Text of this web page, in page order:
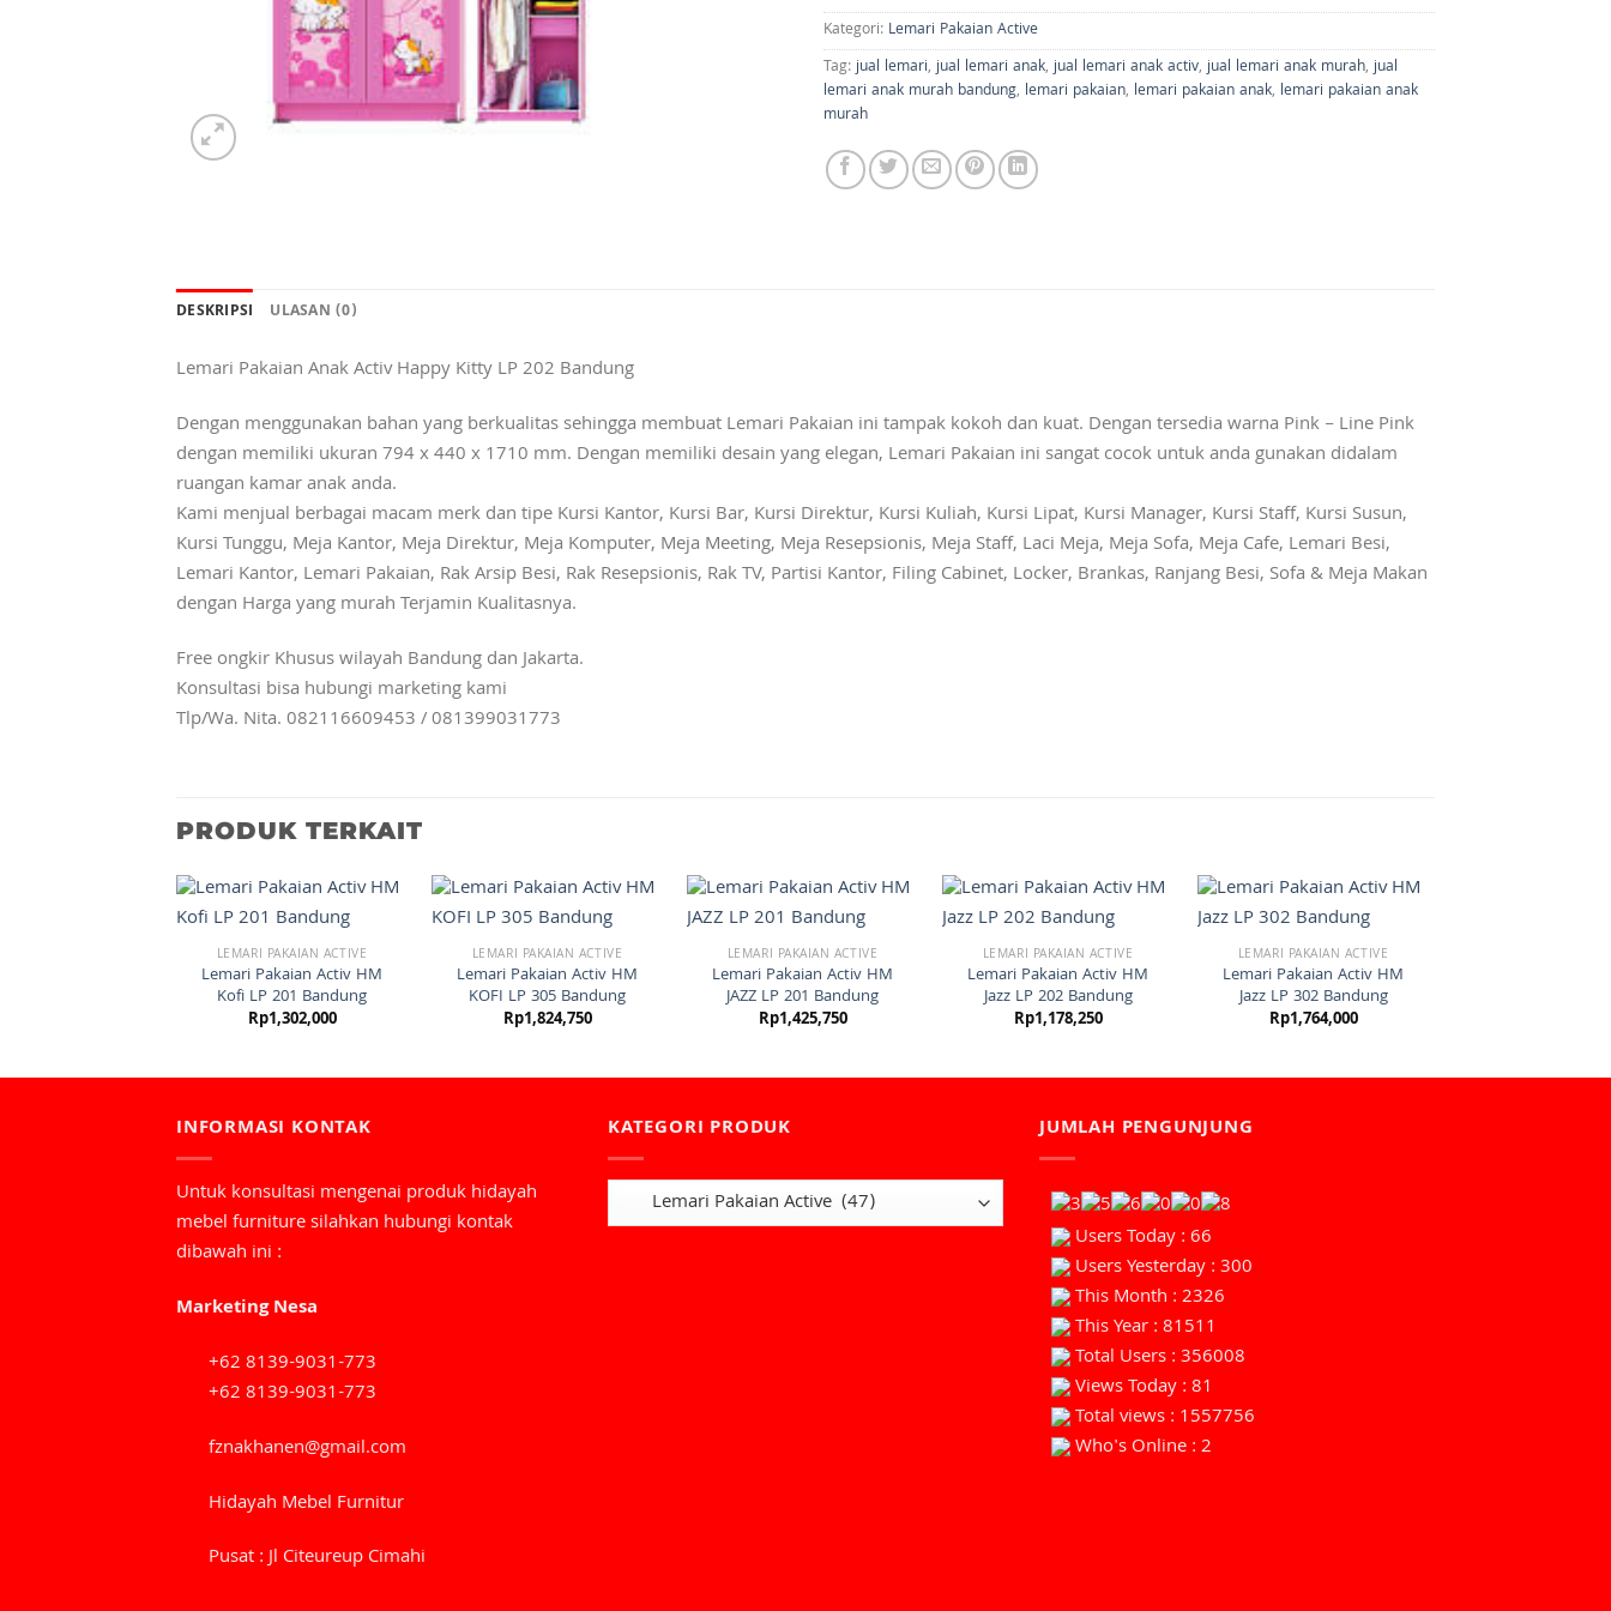
Kategori: Lemari Pakaian Active
Tag:jual lemari,jual lemari anak,jual lemari anak activ,jual lemari anak murah,jual
lemari anak murah bandung, lemari pakaian, lemari pakaian anak, lemari pakaian anak
murah
DESKRIPSI ULASAN (0)
Lemari Pakaian Anak Activ Happy Kitty LP 202 Bandung
Dengan menggunakan bahan yang berkualitas sehingga membuat Lemari Pakaian ini tampak kokoh dan kuat. Dengan tersedia warna Pink – Line Pink
dengan memiliki ukuran 794 x 440 x 1710 mm. Dengan memiliki desain yang elegan, Lemari Pakaian ini sangat cocok untuk anda gunakan didalam
ruangan kamar anak anda.
Kami menjual berbagai macam merk dan tipe Kursi Kantor, Kursi Bar, Kursi Direktur, Kursi Kuliah, Kursi Lipat, Kursi Manager, Kursi Staff, Kursi Susun,
Kursi Tunggu, Meja Kantor, Meja Direktur, Meja Komputer, Meja Meeting, Meja Resepsionis, Meja Staff, Laci Meja, Meja Sofa, Meja Cafe, Lemari Besi,
Lemari Kantor, Lemari Pakaian, Rak Arsip Besi, Rak Resepsionis, Rak TV, Partisi Kantor, Filing Cabinet, Locker, Brankas, Ranjang Besi, Sofa & Meja Makan
dengan Harga yang murah Terjamin Kualitasnya.
Free ongkir Khusus wilayah Bandung dan Jakarta.
Konsultasi bisa hubungi marketing kami
Tlp/Wa. Nita. 082116609453 / 081399031773
PRODUK TERKAIT
LEMARI PAKAIAN ACTIVE
Lemari Pakaian Activ HM
Kofi LP 201 Bandung
Rp1,302,000
LEMARI PAKAIAN ACTIVE
Lemari Pakaian Activ HM
KOFI LP 305 Bandung
Rp1,824,750
LEMARI PAKAIAN ACTIVE
Lemari Pakaian Activ HM
JAZZ LP 201 Bandung
Rp1,425,750
LEMARI PAKAIAN ACTIVE
Lemari Pakaian Activ HM
Jazz LP 202 Bandung
Rp1,178,250
LEMARI PAKAIAN ACTIVE
Lemari Pakaian Activ HM
Jazz LP 302 Bandung
Rp1,764,000
INFORMASI KONTAK
Untuk konsultasi mengenai produk hidayah
mebel furniture silahkan hubungi kontak
dibawah ini :
Marketing Nesa
+62 8139-9031-773
+62 8139-9031-773
fznakhanen@gmail.com
Hidayah Mebel Furnitur
Pusat : Jl Citeureup Cimahi
KATEGORI PRODUK JUMLAH PENGUNJUNG
Users Today : 66
Users Yesterday : 300
This Month : 2326
This Year : 81511
Total Users : 356008
Views Today : 81
Total views : 1557756
Who's Online : 2